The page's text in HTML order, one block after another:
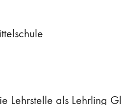
Lehrstelle als Lehrling